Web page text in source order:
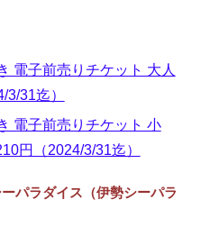
電子前売りチケット 大人
31迄）
電子前売りチケット 小
円（2024/3/31迄）
パラダイス（伊勢シーパラ